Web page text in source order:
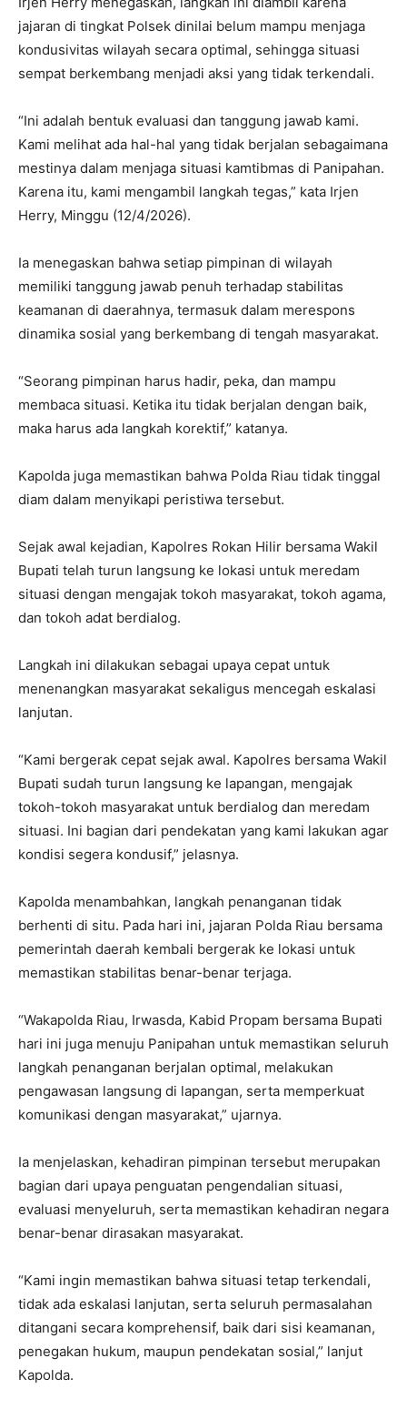
jajaran di tingkat Polsek dinilai belum mampu menjaga
kondusivitas wilayah secara optimal, sehingga situasi
sempat berkembang menjadi aksi yang tidak terkendali.
“Ini adalah bentuk evaluasi dan tanggung jawab kami.
Kami melihat ada hal-hal yang tidak berjalan sebagaimana
mestinya dalam menjaga situasi kamtibmas di Panipahan.
Karena itu, kami mengambil langkah tegas,” kata Irjen
Herry, Minggu (12/4/2026).
Ia menegaskan bahwa setiap pimpinan di wilayah
memiliki tanggung jawab penuh terhadap stabilitas
keamanan di daerahnya, termasuk dalam merespons
dinamika sosial yang berkembang di tengah masyarakat.
“Seorang pimpinan harus hadir, peka, dan mampu
membaca situasi. Ketika itu tidak berjalan dengan baik,
maka harus ada langkah korektif,” katanya.
Kapolda juga memastikan bahwa Polda Riau tidak tinggal
diam dalam menyikapi peristiwa tersebut.
Sejak awal kejadian, Kapolres Rokan Hilir bersama Wakil
Bupati telah turun langsung ke lokasi untuk meredam
situasi dengan mengajak tokoh masyarakat, tokoh agama,
dan tokoh adat berdialog.
Langkah ini dilakukan sebagai upaya cepat untuk
menenangkan masyarakat sekaligus mencegah eskalasi
lanjutan.
“Kami bergerak cepat sejak awal. Kapolres bersama Wakil
Bupati sudah turun langsung ke lapangan, mengajak
tokoh-tokoh masyarakat untuk berdialog dan meredam
situasi. Ini bagian dari pendekatan yang kami lakukan agar
kondisi segera kondusif,” jelasnya.
Kapolda menambahkan, langkah penanganan tidak
berhenti di situ. Pada hari ini, jajaran Polda Riau bersama
pemerintah daerah kembali bergerak ke lokasi untuk
memastikan stabilitas benar-benar terjaga.
“Wakapolda Riau, Irwasda, Kabid Propam bersama Bupati
hari ini juga menuju Panipahan untuk memastikan seluruh
langkah penanganan berjalan optimal, melakukan
pengawasan langsung di lapangan, serta memperkuat
komunikasi dengan masyarakat,” ujarnya.
Ia menjelaskan, kehadiran pimpinan tersebut merupakan
bagian dari upaya penguatan pengendalian situasi,
evaluasi menyeluruh, serta memastikan kehadiran negara
benar-benar dirasakan masyarakat.
“Kami ingin memastikan bahwa situasi tetap terkendali,
tidak ada eskalasi lanjutan, serta seluruh permasalahan
ditangani secara komprehensif, baik dari sisi keamanan,
penegakan hukum, maupun pendekatan sosial,” lanjut
Kapolda.